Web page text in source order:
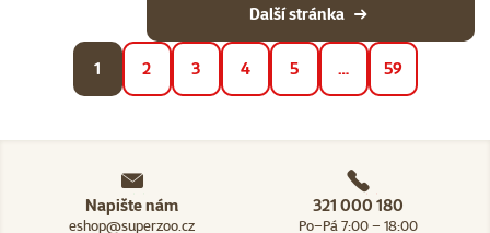
1 2 3 4 5 … 59
Další stránka
Napište nám
eshop@superzoo.cz
321 000 180
Po–Pá 7:00 – 18:00